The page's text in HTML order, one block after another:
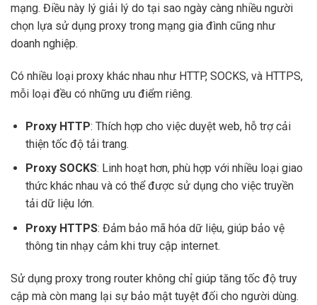
mạng. Điều này lý giải lý do tại sao ngày càng nhiều người
chọn lựa sử dụng proxy trong mạng gia đình cũng như
doanh nghiệp.
Có nhiều loại proxy khác nhau như HTTP, SOCKS, và HTTPS,
mỗi loại đều có những ưu điểm riêng.
Proxy HTTP: Thích hợp cho việc duyệt web, hỗ trợ cải
thiện tốc độ tải trang.
Proxy SOCKS: Linh hoạt hơn, phù hợp với nhiều loại giao
thức khác nhau và có thể được sử dụng cho việc truyền
tải dữ liệu lớn.
Proxy HTTPS: Đảm bảo mã hóa dữ liệu, giúp bảo vệ
thông tin nhạy cảm khi truy cập internet.
Sử dụng proxy trong router không chỉ giúp tăng tốc độ truy
cập mà còn mang lại sự bảo mật tuyệt đối cho người dùng.